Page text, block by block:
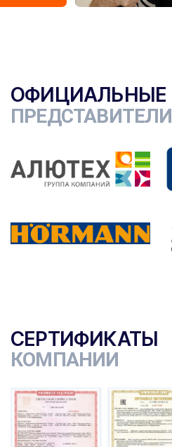
ОФИЦИАЛЬНЫЕ
ПРЕДСТАВИТЕЛИ
СЕРТИФИКАТЫ
КОМПАНИИ